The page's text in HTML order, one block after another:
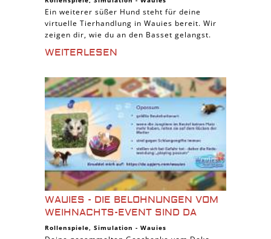
Ein weiterer süßer Hund steht für deine
virtuelle Tierhandlung in Wauies bereit. Wir
zeigen dir, wie du an den Basset gelangst.
WEITERLESEN
WAUIES - DIE BELOHNUNGEN VOM
WEIHNACHTS-EVENT SIND DA
Rollenspiele, Simulation - Wauies